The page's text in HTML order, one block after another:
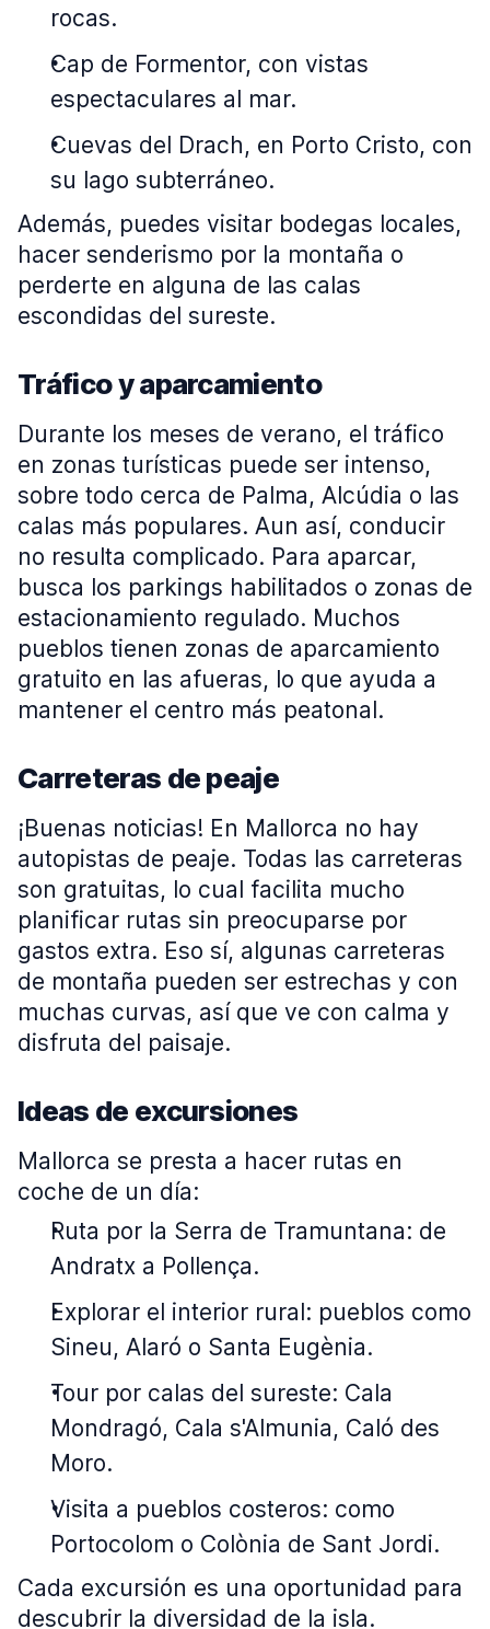
rocas.
Cap de Formentor, con vistas
espectaculares al mar.
Cuevas del Drach, en Porto Cristo, con
su lago subterráneo.
Además, puedes visitar bodegas locales,
hacer senderismo por la montaña o
perderte en alguna de las calas
escondidas del sureste.
Tráfico y aparcamiento
Durante los meses de verano, el tráfico
en zonas turísticas puede ser intenso,
sobre todo cerca de Palma, Alcúdia o las
calas más populares. Aun así, conducir
no resulta complicado. Para aparcar,
busca los parkings habilitados o zonas de
estacionamiento regulado. Muchos
pueblos tienen zonas de aparcamiento
gratuito en las afueras, lo que ayuda a
mantener el centro más peatonal.
Carreteras de peaje
¡Buenas noticias! En Mallorca no hay
autopistas de peaje. Todas las carreteras
son gratuitas, lo cual facilita mucho
planificar rutas sin preocuparse por
gastos extra. Eso sí, algunas carreteras
de montaña pueden ser estrechas y con
muchas curvas, así que ve con calma y
disfruta del paisaje.
Ideas de excursiones
Mallorca se presta a hacer rutas en
coche de un día:
Ruta por la Serra de Tramuntana: de
Andratx a Pollença.
Explorar el interior rural: pueblos como
Sineu, Alaró o Santa Eugènia.
Tour por calas del sureste: Cala
Mondragó, Cala s'Almunia, Caló des
Moro.
Visita a pueblos costeros: como
Portocolom o Colònia de Sant Jordi.
Cada excursión es una oportunidad para
descubrir la diversidad de la isla.